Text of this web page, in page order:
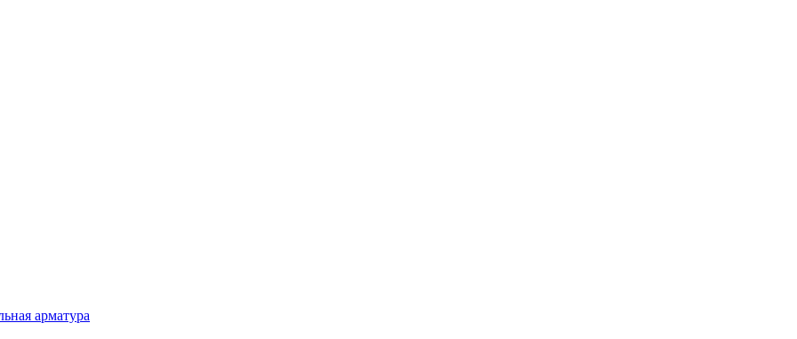
арматура